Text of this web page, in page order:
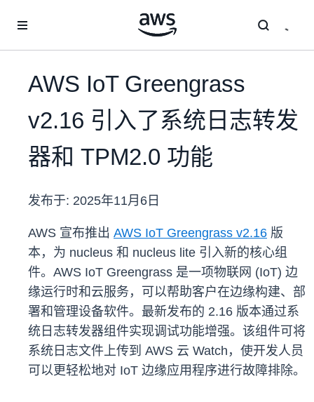
AWS IoT Greengrass
v2.16 引入了系统日志转发
器和 TPM2.0 功能
发布于: 2025年11月6日
AWS 宣布推出 AWS IoT Greengrass v2.16 版
本，为 nucleus 和 nucleus lite 引入新的核心组
件。AWS IoT Greengrass 是一项物联网 (IoT) 边
缘运行时和云服务，可以帮助客户在边缘构建、部
署和管理设备软件。最新发布的 2.16 版本通过系
统日志转发器组件实现调试功能增强。该组件可将
系统日志文件上传到 AWS 云 Watch，使开发人员
可以更轻松地对 IoT 边缘应用程序进行故障排除。